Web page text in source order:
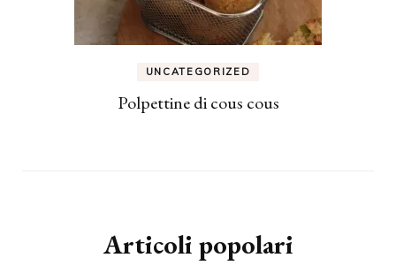
UNCATEGORIZED
Polpettine di cous cous
Articoli popolari